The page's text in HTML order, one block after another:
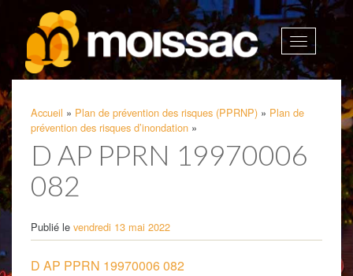
Afficher
la
Accueil » Plan de prévention des risques (PPRNP) » Plan de
prévention des risques d’inondation »
D AP PPRN 19970006
082
Publié le vendredi 13 mai 2022
D AP PPRN 19970006 082